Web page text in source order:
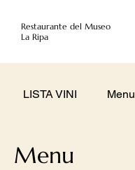
Restaurante del Museo
La Ripa
LISTA VINI Menu
Menu